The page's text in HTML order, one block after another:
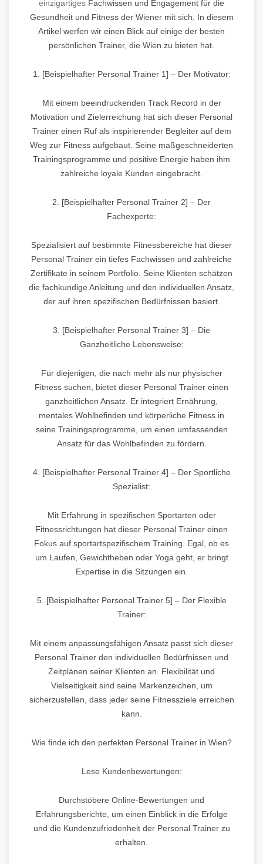
einzigartiges Fachwissen und Engagement für die
Gesundheit und Fitness der Wiener mit sich. In diesem
Artikel werfen wir einen Blick auf einige der besten
persönlichen Trainer, die Wien zu bieten hat.
1. [Beispielhafter Personal Trainer 1] – Der Motivator:
Mit einem beeindruckenden Track Record in der
Motivation und Zielerreichung hat sich dieser Personal
Trainer einen Ruf als inspirierender Begleiter auf dem
Weg zur Fitness aufgebaut. Seine maßgeschneiderten
Trainingsprogramme und positive Energie haben ihm
zahlreiche loyale Kunden eingebracht.
2. [Beispielhafter Personal Trainer 2] – Der
Fachexperte:
Spezialisiert auf bestimmte Fitnessbereiche hat dieser
Personal Trainer ein tiefes Fachwissen und zahlreiche
Zertifikate in seinem Portfolio. Seine Klienten schätzen
die fachkundige Anleitung und den individuellen Ansatz,
der auf ihren spezifischen Bedürfnissen basiert.
3. [Beispielhafter Personal Trainer 3] – Die
Ganzheitliche Lebensweise:
Für diejenigen, die nach mehr als nur physischer
Fitness suchen, bietet dieser Personal Trainer einen
ganzheitlichen Ansatz. Er integriert Ernährung,
mentales Wohlbefinden und körperliche Fitness in
seine Trainingsprogramme, um einen umfassenden
Ansatz für das Wohlbefinden zu fördern.
4. [Beispielhafter Personal Trainer 4] – Der Sportliche
Spezialist:
Mit Erfahrung in spezifischen Sportarten oder
Fitnessrichtungen hat dieser Personal Trainer einen
Fokus auf sportartspezifischem Training. Egal, ob es
um Laufen, Gewichtheben oder Yoga geht, er bringt
Expertise in die Sitzungen ein.
5. [Beispielhafter Personal Trainer 5] – Der Flexible
Trainer:
Mit einem anpassungsfähigen Ansatz passt sich dieser
Personal Trainer den individuellen Bedürfnissen und
Zeitplänen seiner Klienten an. Flexibilität und
Vielseitigkeit sind seine Markenzeichen, um
sicherzustellen, dass jeder seine Fitnessziele erreichen
kann.
Wie finde ich den perfekten Personal Trainer in Wien?
Lese Kundenbewertungen:
Durchstöbere Online-Bewertungen und
Erfahrungsberichte, um einen Einblick in die Erfolge
und die Kundenzufriedenheit der Personal Trainer zu
erhalten.